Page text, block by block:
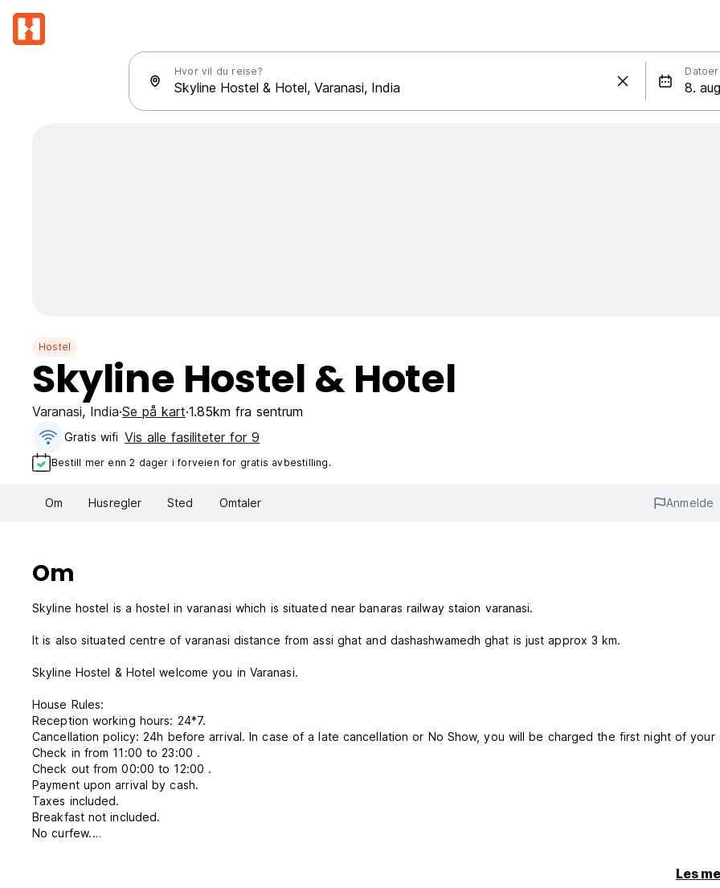
Hvor vil du reise? Datoer
Hostel
Skyline Hostel & Hotel
Varanasi, India Se på kart 1.85km fra sentrum
Gratis wifi‎ Vis alle fasiliteter for 9
Bestill mer enn 2 dager i forveien for gratis avbestilling.
Om Husregler Sted Omtaler Anmelde
Om
Skyline hostel is a hostel in varanasi which is situated near banaras railway staion varanasi.
It is also situated centre of varanasi distance from assi ghat and dashashwamedh ghat is just approx 3 km.
Skyline Hostel & Hotel welcome you in Varanasi.
House Rules:
Reception working hours: 24*7.
Cancellation policy: 24h before arrival. In case of a late cancellation or No Show, you will be charged the first night of your
Check in from 11:00 to 23:00 .
Check out from 00:00 to 12:00 .
Payment upon arrival by cash.
Taxes included.
Breakfast not included.
No curfew.
Les